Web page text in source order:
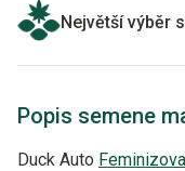
Největší výběr
Popis semene
Duck Auto